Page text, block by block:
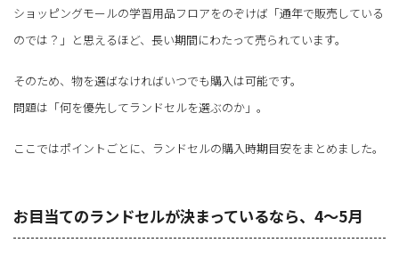
ショッピングモールの学習用品フロアをのぞけば「通年で販売している
のでは？」と思えるほど、長い期間にわたって売られています。
そのため、物を選ばなければいつでも購入は可能です。
問題は「何を優先してランドセルを選ぶのか」。
ここではポイントごとに、ランドセルの購入時期目安をまとめました。
お目当てのランドセルが決まっているなら、4～5月